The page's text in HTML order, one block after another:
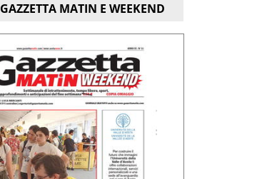
GAZZETTA MATIN E WEEKEND